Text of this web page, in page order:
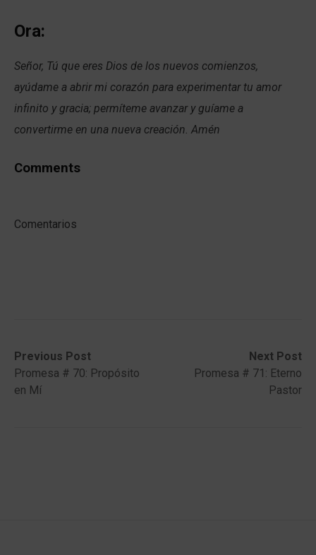
Ora:
Señor, Tú que eres Dios de los nuevos comienzos,
ayúdame a abrir mi corazón para experimentar tu amor
infinito y gracia; permíteme avanzar y guíame a
convertirme en una nueva creación. Amén
Comments
Comentarios
Post
navigation
Previous Post
Previous
post:Promesa # 70: Propósito
en Mí
Next Post
Next
post:
Promesa # 71: Eterno
Pastor